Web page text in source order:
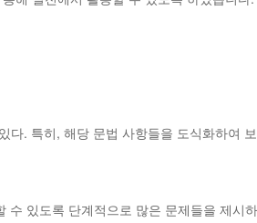
다. 특히, 해당 문법 사항들을 도식화하여
있도록 단계적으로 많은 문제들을 제시